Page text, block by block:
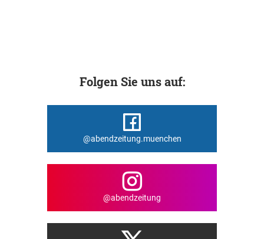
Folgen Sie uns auf:
@abendzeitung.muenchen
@abendzeitung